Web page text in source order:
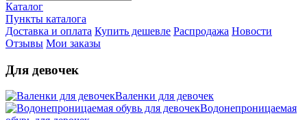
Каталог
Пункты каталога
Доставка и оплата Купить дешевле Распродажа Новости
Отзывы Мои заказы
Для девочек
Валенки для девочек
Водонепроницаемая